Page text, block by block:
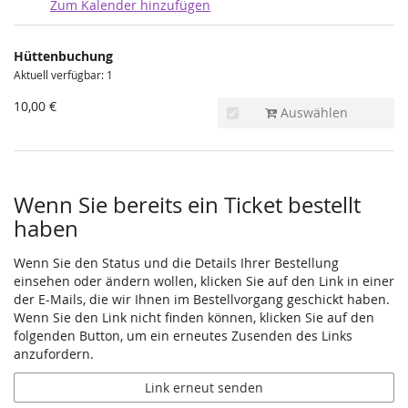
Zum Kalender hinzufügen
Produkte
Unkategorisierte
Produkte
Hüttenbuchung
Aktuell verfügbar: 1
10,00 € Auswählen
Wenn Sie bereits ein Ticket bestellt
haben
Wenn Sie den Status und die Details Ihrer Bestellung
einsehen oder ändern wollen, klicken Sie auf den Link in einer
der E-Mails, die wir Ihnen im Bestellvorgang geschickt haben.
Wenn Sie den Link nicht finden können, klicken Sie auf den
folgenden Button, um ein erneutes Zusenden des Links
anzufordern.
Link erneut senden